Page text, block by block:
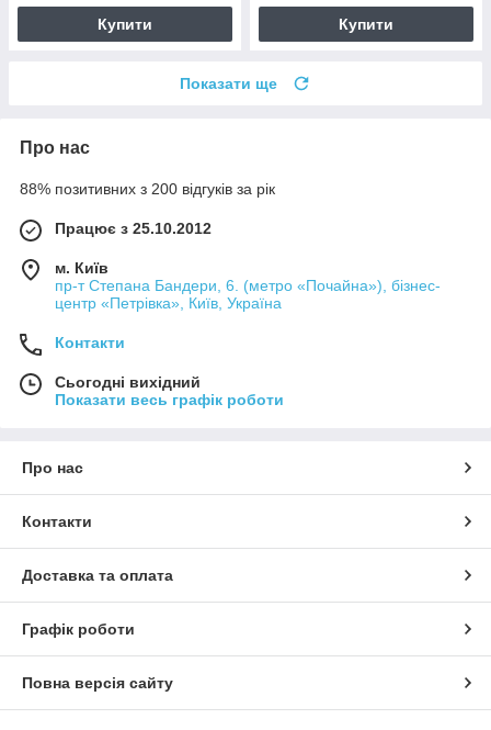
Купити Купити
Показати ще
Про нас
88% позитивних з 200 відгуків за рік
Працює з 25.10.2012
м. Київ
пр-т Степана Бандери, 6. (метро «Почайна»), бізнес-
центр «Петрівка», Київ, Україна
Контакти
Сьогодні вихідний
Показати весь графік роботи
Про нас
Контакти
Доставка та оплата
Графік роботи
Повна версія сайту